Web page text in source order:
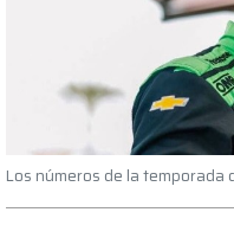
Los números de la temporada